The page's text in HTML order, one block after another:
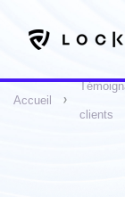
Accueil
clients